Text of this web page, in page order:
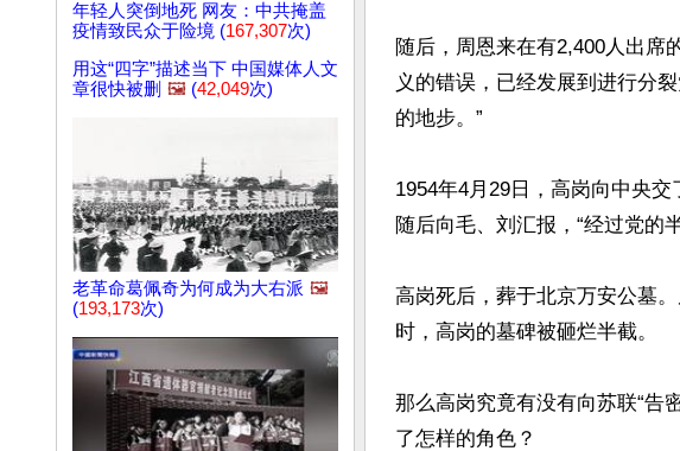
年轻人突倒地死 网友：中共掩盖
疫情致民众于险境 (167,307次)
用这“四字”描述当下 中国媒体人文
章很快被删 🖼️ (42,049次)
老革命葛佩奇为何成为大右派 🖼️
(193,173次)
随后，周恩来在有2,400人出席
义的错误，已经发展到进行分
的地步。”
1954年4月29日，高岗向中央
随后向毛、刘汇报，“经过党的
高岗死后，葬于北京万安公墓
时，高岗的墓碑被砸烂半截。
那么高岗究竟有没有向苏联“告
了怎样的角色？